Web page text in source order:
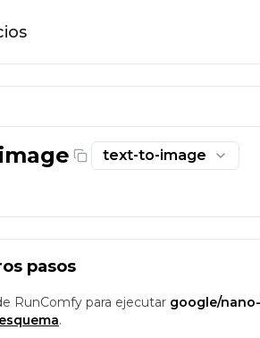
imagen
text-to-image
pasos
RunComfy para ejecutar google/
esquema.